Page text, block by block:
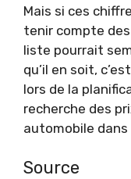
Mais si ces
tenir compte
liste pourrait
qu’il en soit,
lors de la
recherche des
automobile dans
Source